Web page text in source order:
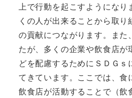
上で行動を起こすようになり
くの人が出来ることから取
の貢献につながります。また
たが、多くの企業や飲食店が
どを配慮するためにＳＤＧ
てきています。ここでは、食
飲食店が活動することで（飲